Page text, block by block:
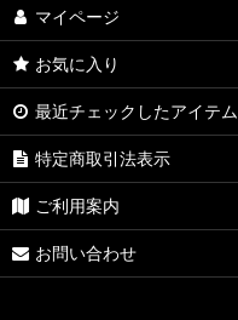
マイページ
お気に入り
最近チェックしたアイテム
特定商取引法表示
ご利用案内
お問い合わせ